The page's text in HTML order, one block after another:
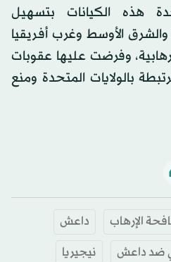
هذه الكيانات بتسهيل
والشرق الأوسط وغرب أفريقيا
وفرضت عليها عقوبات
بالولايات المتحدة ومنع
الإرهاب
داعش
ضد داعش
نيجيريا